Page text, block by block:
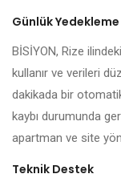
Günlük Yedekleme
BİSİYON, Rize
kullanır ve verileri
dakikada bir
kaybı durumunda
apartman ve site
Teknik Destek